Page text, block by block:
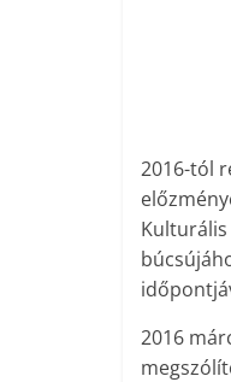
2016-tól
Kulturális
2016